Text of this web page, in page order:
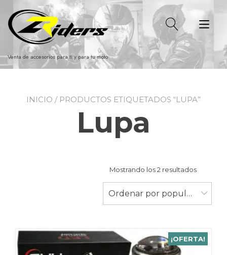
contenido
Venta de accesorios para ti y para tu moto
INICIO / PRODUCTOS ETIQUETADOS “LUPA”
Lupa
Mostrando los 2 resultados
Ordenar por popularidad
¡OFERTA!